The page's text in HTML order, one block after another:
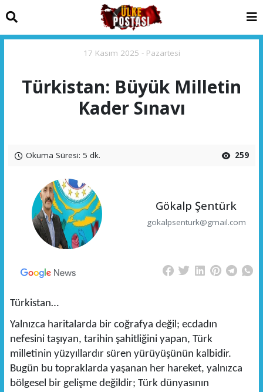
17 Kasım 2025 - Pazartesi
Türkistan: Büyük Milletin
Kader Sınavı
Okuma Süresi: 5 dk. 259
Gökalp Şentürk
gokalpsenturk@gmail.com
Türkistan…
Yalnızca haritalarda bir coğrafya değil; ecdadın
nefesini taşıyan, tarihin şahitliğini yapan, Türk
milletinin yüzyıllardır süren yürüyüşünün kalbidir.
Bugün bu topraklarda yaşanan her hareket, yalnızca
bölgesel bir gelişme değildir; Türk dünyasının